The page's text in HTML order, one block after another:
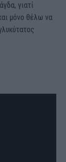
γιατί
μόνο θέλω να